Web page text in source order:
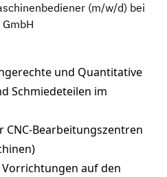
(m/w/d) bei
und Quantitative
Schmiedeteilen im
Bearbeitungszentren
auf den